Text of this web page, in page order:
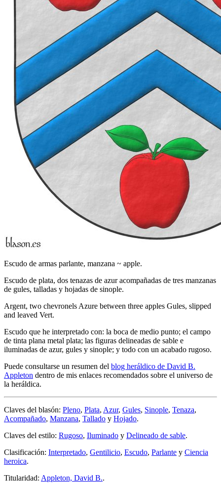
Escudo de armas parlante, manzana ~ apple.
Escudo de plata, dos tenazas de azur acompañadas de tres manzanas
de gules, talladas y hojadas de sinople.
Argent, two chevronels Azure between three apples Gules, slipped
and leaved Vert.
Escudo que he interpretado con: la boca de medio punto; el campo
de tinta plana metal plata; las figuras delineadas de sable e
iluminadas de azur, gules y sinople; y todo con un acabado rugoso.
Puede consultarse un resumen del blog heráldico de David B.
Appleton dentro de mis enlaces recomendados sobre el universo de
la heráldica.
Claves del blasón: Pleno, Plata, Azur, Gules, Sinople, Tenaza,
Acompañado, Manzana, Tallado y Hojado.
Claves del estilo: Rugoso, Iluminado y Delineado de sable.
Clasificación: Interpretado, Gentilicio, Escudo, Parlante y Ciencia
heroica.
Titularidad: Appleton, David B..